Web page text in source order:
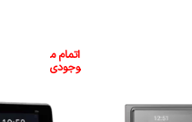
اتمام م
وجودی